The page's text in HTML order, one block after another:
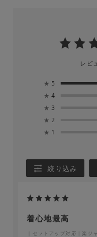
い。漂白剤は絶対に使用
※長時間濡れたままにし
ます。洗濯後は形を整
レビ
★ 5
★ 4
★ 3
★ 2
★ 1
絞り込み
着心地最高
｜セットアップ対応｜楽